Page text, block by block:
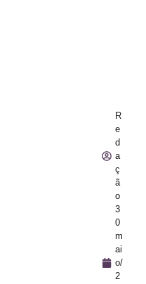
R
e
d
a
ç
ã
o
3
0
m
ai
o/
2